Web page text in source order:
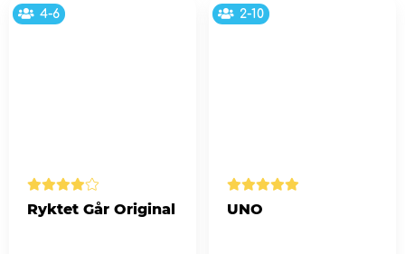
4-6
Ryktet Går Original
2-10
UNO